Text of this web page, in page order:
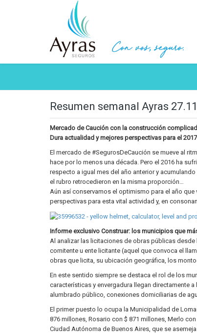
Resumen semanal Ayras
Mercado de Caución con la construcción
Dura actualidad y mejores perspectivas para el 2017
El mercado de #SegurosDeCaución se mueve al
hace por lo menos una década. Pero el 2016 ha
respecto a igual mes del año anterior y
el rubro retrocedieron en la misma proporción…
Aún así conservamos el optimismo para el año
perspectivas para esta vital actividad y, en
Informe exclusivo Construar: los municipios que
Al analizar las licitaciones de obras públicas
comitente u ente licitante (aquel que convoca el
obras que licita, su ubicación geográfica, los
En este sentido siempre se destaca el rol de los
características y envergadura llegan directamente
alumbrado público, conexiones domiciliarias de
El primer puesto lo ocupa la Municipalidad de
876 millones, Rosario con $ 871 millones, Merlo
Ciudad Autónoma de Buenos Aires, que se